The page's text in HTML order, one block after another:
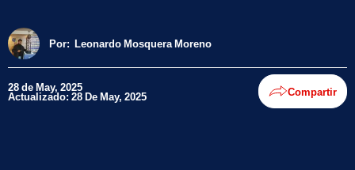
Por: Leonardo Mosquera Moreno
28 de May, 2025
Actualizado: 28 De May, 2025 Compartir